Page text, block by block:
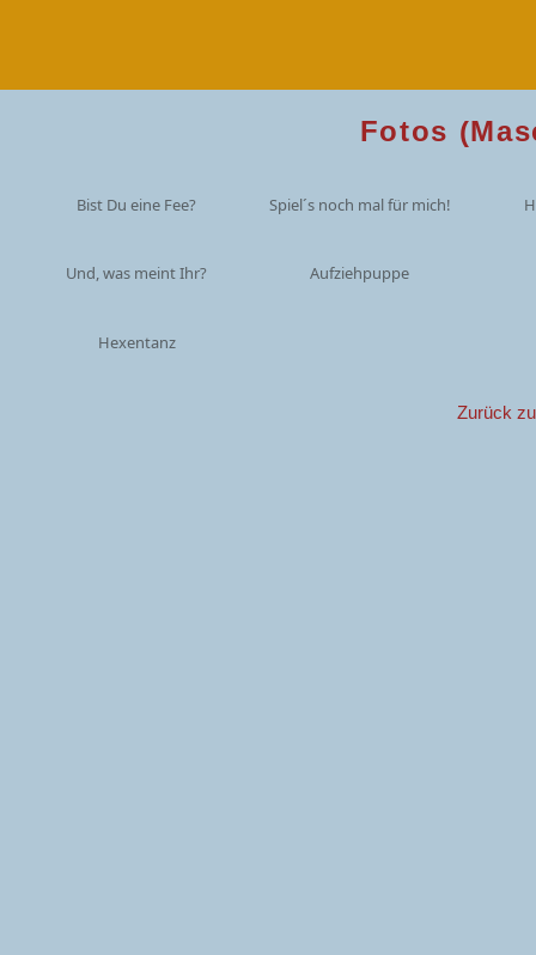
Fotos
Bist Du eine Fee? Spiel´s noch mal für mich!
Und, was meint Ihr? Aufziehpuppe
Hexentanz
Zurück